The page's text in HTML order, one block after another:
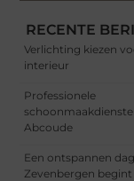
RECENTE
Verlichting kiezen
interieur
Professionele
Abcoude
Een ontspannen
Zevenbergen begint